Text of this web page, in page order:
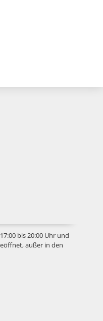
bis 20:00 Uhr und
außer in den